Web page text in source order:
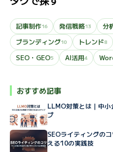
記事制作16 発信戦略13 分
ブランディング10 トレンド8
SEO・GEO5 AI活用4
おすすめ記事
LLMO対策とは｜中
プ
SEOライティングの
える10の実践技